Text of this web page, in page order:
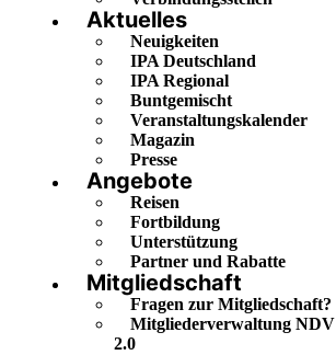
Aktuelles
Neuigkeiten
IPA Deutschland
IPA Regional
Buntgemischt
Veranstaltungskalender
Magazin
Presse
Angebote
Reisen
Fortbildung
Unterstützung
Partner und Rabatte
Mitgliedschaft
Fragen zur Mitgliedschaft?
Mitgliederverwaltung NDV
2.0